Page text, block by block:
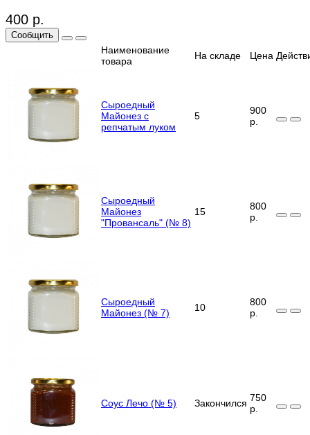
400 р.
Сообщить
Наименование
товара
На складе Цена
Сыроедный
Майонез с
репчатым луком
5
900
р.
Сыроедный
Майонез
"Провансаль" (№ 8)
15
800
р.
Сыроедный
Майонез (№ 7)
10
800
р.
Соус Лечо (№ 5) Закончился 750
р.